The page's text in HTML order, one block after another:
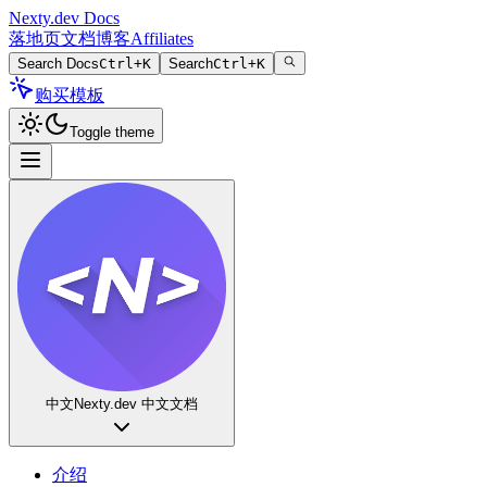
Nexty.dev Docs
落地页文档博客Affiliates
Search DocsCtrl+K SearchCtrl+K
购买模板
Toggle theme
中文 Nexty.dev 中文文档
介绍